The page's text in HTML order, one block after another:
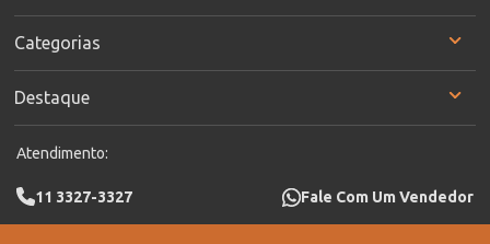
Categorias
Destaque
Atendimento:
11 3327-3327 Fale Com Um Vendedor